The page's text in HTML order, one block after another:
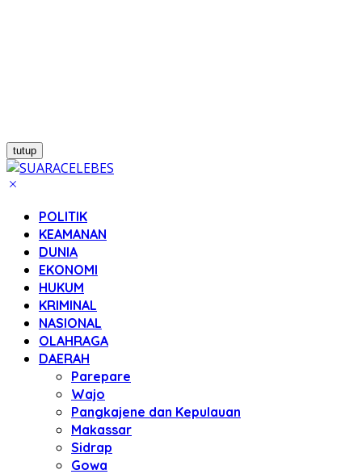
tutup
POLITIK
KEAMANAN
DUNIA
EKONOMI
HUKUM
KRIMINAL
NASIONAL
OLAHRAGA
DAERAH
Parepare
Wajo
Pangkajene dan Kepulauan
Makassar
Sidrap
Gowa